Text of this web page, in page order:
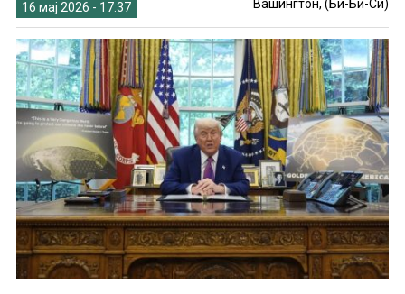
16 мај 2026 - 17:37 Вашингтон, (Би-Би-Си)